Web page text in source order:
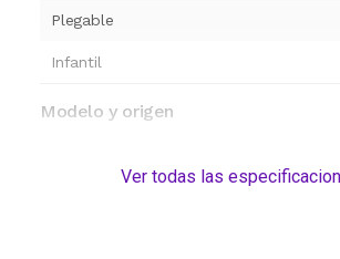
Plegable
Infantil
Modelo y origen
Ver todas las